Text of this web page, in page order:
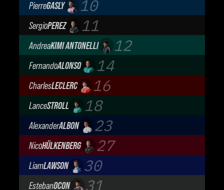
PierreGASLY 10
BWT Alpine Formula One Team
SergioPEREZ 11
Cadillac Formula 1 Team
AndreaKIMI ANTONELLI 12
Mercedes-AMG Petronas F1 Team
FernandoALONSO 14
Aston Martin Aramco F1 Team
CharlesLECLERC 16
Scuderia Ferrari
LanceSTROLL 18
Aston Martin Aramco F1 Team
AlexanderALBON 23
Atlassian Williams F1 Team
NicoHÜLKENBERG 27
Audi Revolut F1 Team
LiamLAWSON 30
Visa Cash App Racing Bulls
EstebanOCON 31